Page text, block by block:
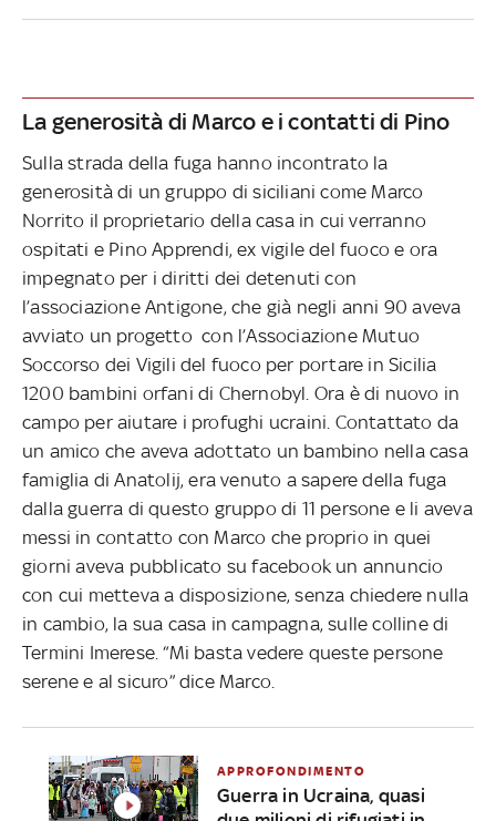
La generosità di Marco e i contatti di Pino
Sulla strada della fuga hanno incontrato la
generosità di un gruppo di siciliani come Marco
Norrito il proprietario della casa in cui verranno
ospitati e Pino Apprendi, ex vigile del fuoco e ora
impegnato per i diritti dei detenuti con
l’associazione Antigone, che già negli anni 90 aveva
avviato un progetto con l’Associazione Mutuo
Soccorso dei Vigili del fuoco per portare in Sicilia
1200 bambini orfani di Chernobyl. Ora è di nuovo in
campo per aiutare i profughi ucraini. Contattato da
un amico che aveva adottato un bambino nella casa
famiglia di Anatolij, era venuto a sapere della fuga
dalla guerra di questo gruppo di 11 persone e li aveva
messi in contatto con Marco che proprio in quei
giorni aveva pubblicato su facebook un annuncio
con cui metteva a disposizione, senza chiedere nulla
in cambio, la sua casa in campagna, sulle colline di
Termini Imerese. “Mi basta vedere queste persone
serene e al sicuro” dice Marco.
APPROFONDIMENTO
Guerra in Ucraina, quasi